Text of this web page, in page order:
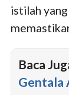
istilah
Baca
Gentala